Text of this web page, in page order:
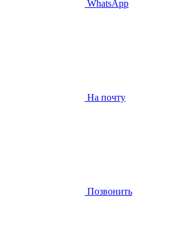
WhatsApp
На почту
Позвонить